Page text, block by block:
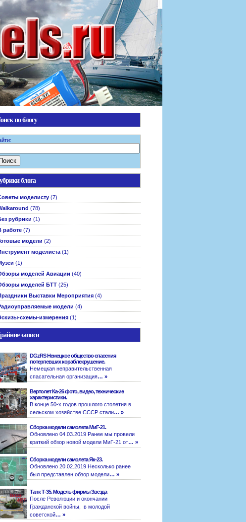
по блогу
блога
моделисту (7)
(78)
рубрики (1)
работе (7)
модели (2)
моделиста (1)
(1)
моделей Авиации (40)
моделей БТТ (25)
Выставки Мероприятия (4)
модели (4)
схемы-измерения (1)
записи
DGzRS Немецкое общество спасения
потерпевших кораблекрушение.
Немецкая неправительственная
спасательная организация… »
Вертолет Ка-26 фото, видео, технические
характеристики.
В конце 50-х годов прошлого столетия в
сельском хозяйстве СССР стали… »
Сборка модели самолета МиГ-21.
Обновлено 04.03.2019 Ранее мы провели
краткий обзор новой модели МиГ-21 от… »
Сборка модели самолета Як-23.
Обновлено 20.02.2019 Несколько ранее
был представлен обзор модели… »
Танк Т-35. Модель фирмы Звезда
После Революции и окончании
Гражданской войны, в молодой
советской… »